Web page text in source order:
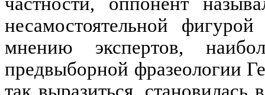
несамостоятельной
мнению экспертов,
предвыборной фразеологии